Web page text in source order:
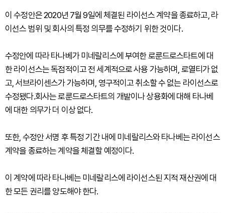
이 수정안은 2020년 7월 9일에 체결된 라이선스 계약을 종료하고, 라
이선스 범위 및 회사의 특정 의무를 수정하기 위한 것이다.
수정안에 따라 타나베가 미네랄리스에 부여한 로룬드로스타트에 대
한 라이선스는 독점적이고 전 세계적으로 사용 가능하며, 로열티가 없
고, 서브라이센스가 가능하며, 영구적이고 취소할 수 없는 라이선스로
수정됐다.회사는 로룬드로스타트의 개발이나 상용화에 대해 타나베
에 대한 의무가 더 이상 없다.
또한, 수정안 서명 후 특정 기간 내에 미네랄리스와 타나베는 라이선스
계약을 종료하는 계약을 체결할 예정이다.
이 계약에 따라 타나베는 미네랄리스에 라이선스된 지적 재산권에 대
한 모든 권리를 양도해야 한다.